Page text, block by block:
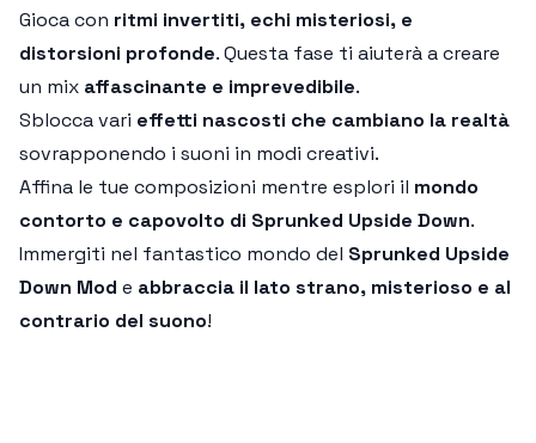
Gioca con ritmi invertiti, echi misteriosi, e
distorsioni profonde. Questa fase ti aiuterà a creare
un mix affascinante e imprevedibile.
Sblocca vari effetti nascosti che cambiano la realtà
sovrapponendo i suoni in modi creativi.
Affina le tue composizioni mentre esplori il mondo
contorto e capovolto di Sprunked Upside Down.
Immergiti nel fantastico mondo del Sprunked Upside
Down Mod e abbraccia il lato strano, misterioso e al
contrario del suono!